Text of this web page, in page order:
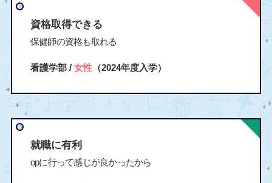
資格取得できる
保健師の資格も取れる
看護学部 / 女性（2024年度入学）
就職に有利
opに行って感じが良かったから